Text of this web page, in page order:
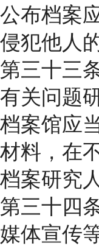
公布档案
侵犯他人
第三十三
有关问题
档案馆应
材料，在
档案研究
第三十四
媒体宣传